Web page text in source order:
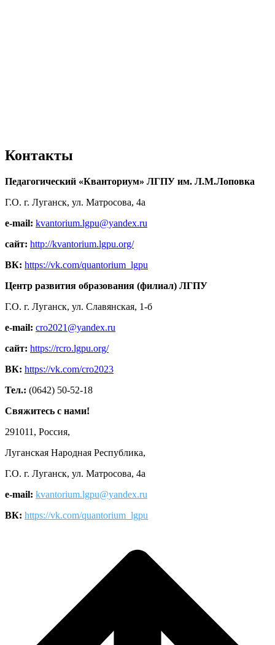
Контакты
Педагогический «Кванториум» ЛГПУ им. Л.М.Лоповка
Г.О. г. Луганск, ул. Матросова, 4а
e-mail: kvantorium.lgpu@yandex.ru
сайт: http://kvantorium.lgpu.org/
ВК: https://vk.com/quantorium_lgpu
Центр развития образования (филиал) ЛГПУ
Г.О. г. Луганск, ул. Славянская, 1-б
e-mail: cro2021@yandex.ru
сайт: https://rcro.lgpu.org/
ВК: https://vk.com/cro2023
Тел.: (0642) 50-52-18
Свяжитесь с нами!
291011, Россия,
Луганская Народная Республика,
Г.О. г. Луганск, ул. Матросова, 4а
e-mail: kvantorium.lgpu@yandex.ru
ВК: https://vk.com/quantorium_lgpu